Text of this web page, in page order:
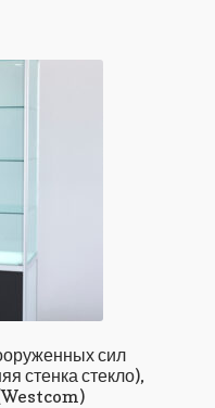
сил
стенка стекло),